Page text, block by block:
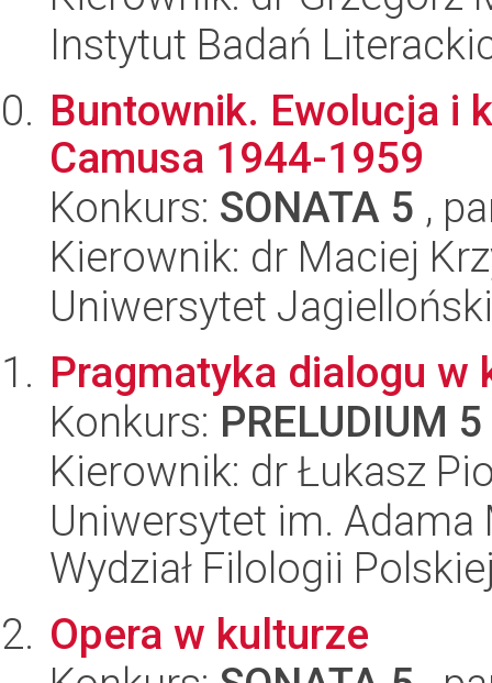
Instytut Badań
Buntownik. Ewolucja i
Camusa 1944-1959
Konkurs: SONATA 5 ,
Kierownik: dr Maciej
Uniwersytet
Pragmatyka dialogu w
Konkurs: PRELUDIUM 5
Kierownik: dr Łukasz
Uniwersytet im.
Wydział Filologii
Opera w kulturze